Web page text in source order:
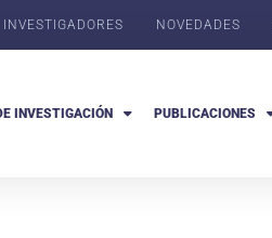
INVESTIGADORES NOVEDADES
INVESTIGACIÓN PUBLICACIONES